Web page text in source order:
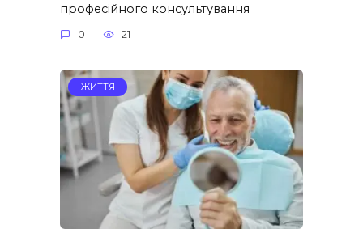
професійного консультування
0 21
ЖИТТЯ